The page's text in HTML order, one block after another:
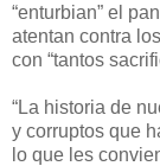
“enturbian” el
atentan contra
con “tantos
“La historia de
y corruptos que
lo que les